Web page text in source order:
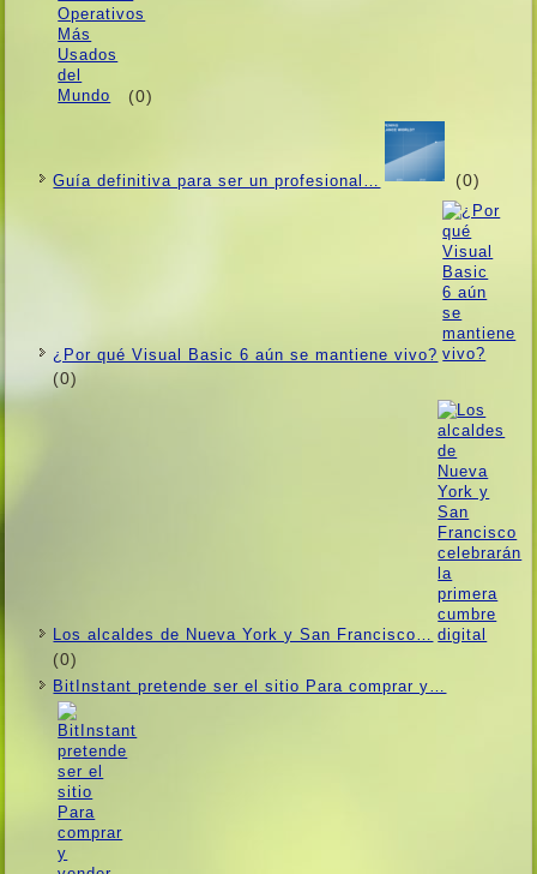
(0)
Guí­a definitiva para ser un profesional… (0)
¿Por qué Visual Basic 6 aún se mantiene vivo?
(0)
Los alcaldes de Nueva York y San Francisco…
(0)
BitInstant pretende ser el sitio Para comprar y…